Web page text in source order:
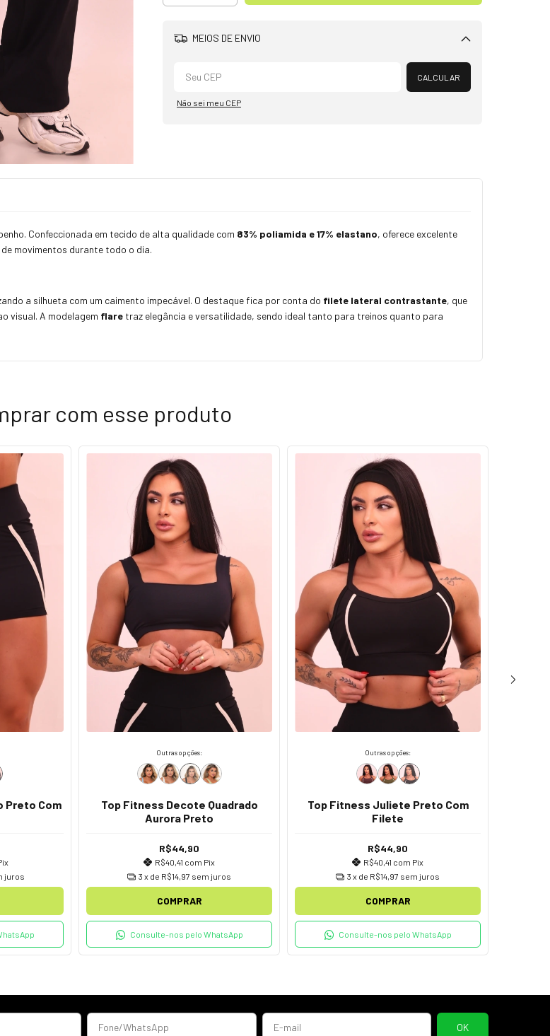
MEIOS DE ENVIO
Alterar CEP
CALCULAR
Não sei meu CEP
Confeccionada em tecido de alta qualidade com 83% poliamida e 17% elastano, oferece excelente
movimentos durante todo o dia.
a silhueta com um caimento impecável. O destaque fica por conta do filete lateral contrastante, que
visual. A modelagem flare traz elegância e versatilidade, sendo ideal tanto para treinos quanto para
com esse produto
Preto Com
juros
Outras opções:
Top Fitness Decote Quadrado
Aurora Preto
R$44,90
R$40,41 com Pix
3 x de R$14,97 sem juros
COMPRAR
Consulte-nos pelo WhatsApp
Outras opções:
Top Fitness Juliete Preto Com
Filete
R$44,90
R$40,41 com Pix
3 x de R$14,97 sem juros
COMPRAR
Consulte-nos pelo WhatsApp